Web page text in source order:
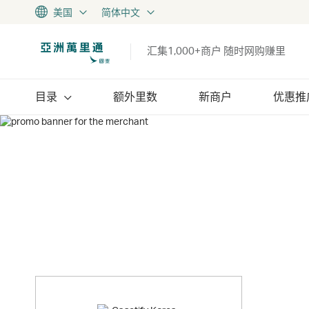
美国 简体中文
汇集1,000+商户 随时网购赚里
目录 额外里数 新商户 优惠推